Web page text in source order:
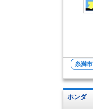
糸満市
ホンダ